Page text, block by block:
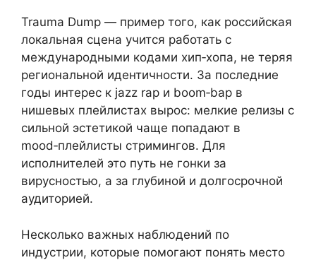
Trauma Dump — пример того, как российская
локальная сцена учится работать с
международными кодами хип‑хопа, не теряя
региональной идентичности. За последние
годы интерес к jazz rap и boom‑bap в
нишевых плейлистах вырос: мелкие релизы с
сильной эстетикой чаще попадают в
mood‑плейлисты стримингов. Для
исполнителей это путь не гонки за
вирусностью, а за глубиной и долгосрочной
аудиторией.
Несколько важных наблюдений по
индустрии, которые помогают понять место